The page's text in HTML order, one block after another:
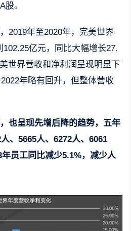
。
2019年至2020年，完美世界
亿元，同比大幅增长27.
世界营收和净利润呈现明显下
年略有回升，但整体营收
也呈现先增后降的趋势，五年
、5665人、6272人、6061
员工同比减少5.1%，减少人